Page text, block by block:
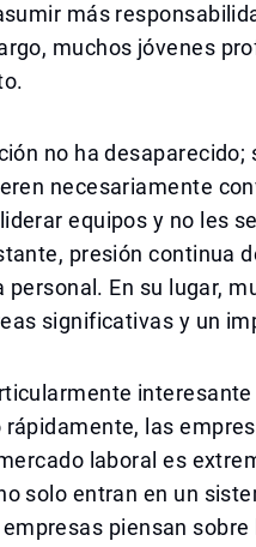
más
muchos jóvenes
no ha
necesariamente
equipos y no les
presión continua
personal. En su lugar,
significativas y un
las
laboral es
solo entran en un
piensan